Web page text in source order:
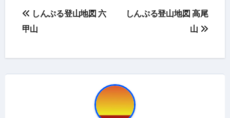
投
稿
ビ
しんぷる登山地図 六
甲山
しんぷる登山地図 高尾
山